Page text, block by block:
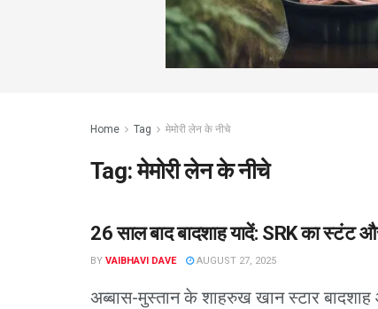
Home Tag मेमोरी लेन के नीचे
Tag:मेमोरी लेन के नीचे
26 साल बाद बादशाह यादें: SRK का स्टंट
BY VAIBHAVI DAVE AUGUST 27, 2025
अब्बास-मुस्तान के शाहरुख खान स्टार